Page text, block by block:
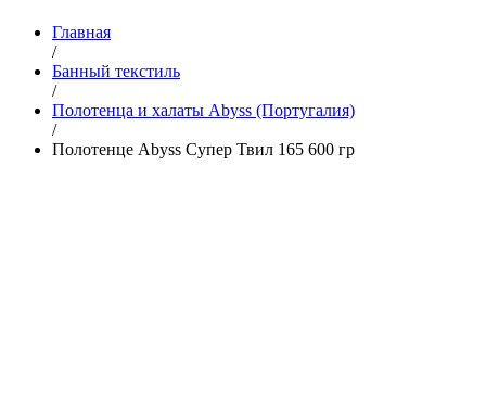
Главная
/
Банный текстиль
/
Полотенца и халаты Abyss (Португалия)
/
Полотенце Abyss Супер Твил 165 600 гр